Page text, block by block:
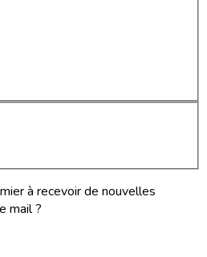
à recevoir de nouvelles
mail ?